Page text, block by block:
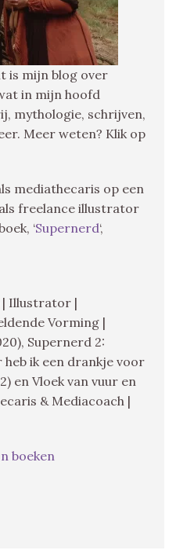
is mijn blog over
in mijn hoofd
mythologie, schrijven,
Meer weten? Klik op
mediathecaris op een
freelance illustrator
‘Supernerd‘,
| Illustrator |
Vorming |
Supernerd 2:
ik een drankje voor
en Vloek van vuur en
& Mediacoach |
boeken